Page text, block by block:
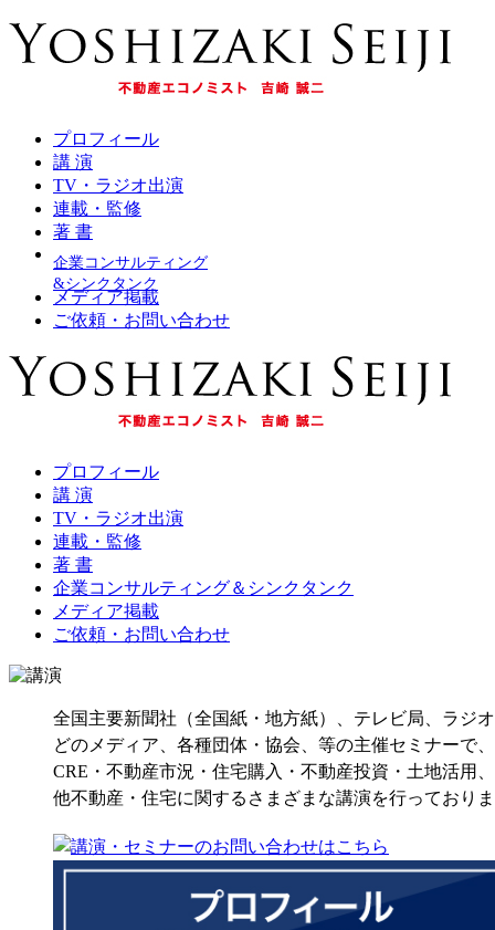
プロフィール
講 演
TV・ラジオ出演
連載・監修
著 書
企業コンサルティング
&シンクタンク
メディア掲載
ご依頼・お問い合わせ
プロフィール
講 演
TV・ラジオ出演
連載・監修
著 書
企業コンサルティング＆シンクタンク
メディア掲載
ご依頼・お問い合わせ
全国主要新聞社（全国紙・地方紙）、テレビ局、ラジ
どのメディア、各種団体・協会、等の主催セミナーで、
CRE・不動産市況・住宅購入・不動産投資・土地活用
他不動産・住宅に関するさまざまな講演を行っており